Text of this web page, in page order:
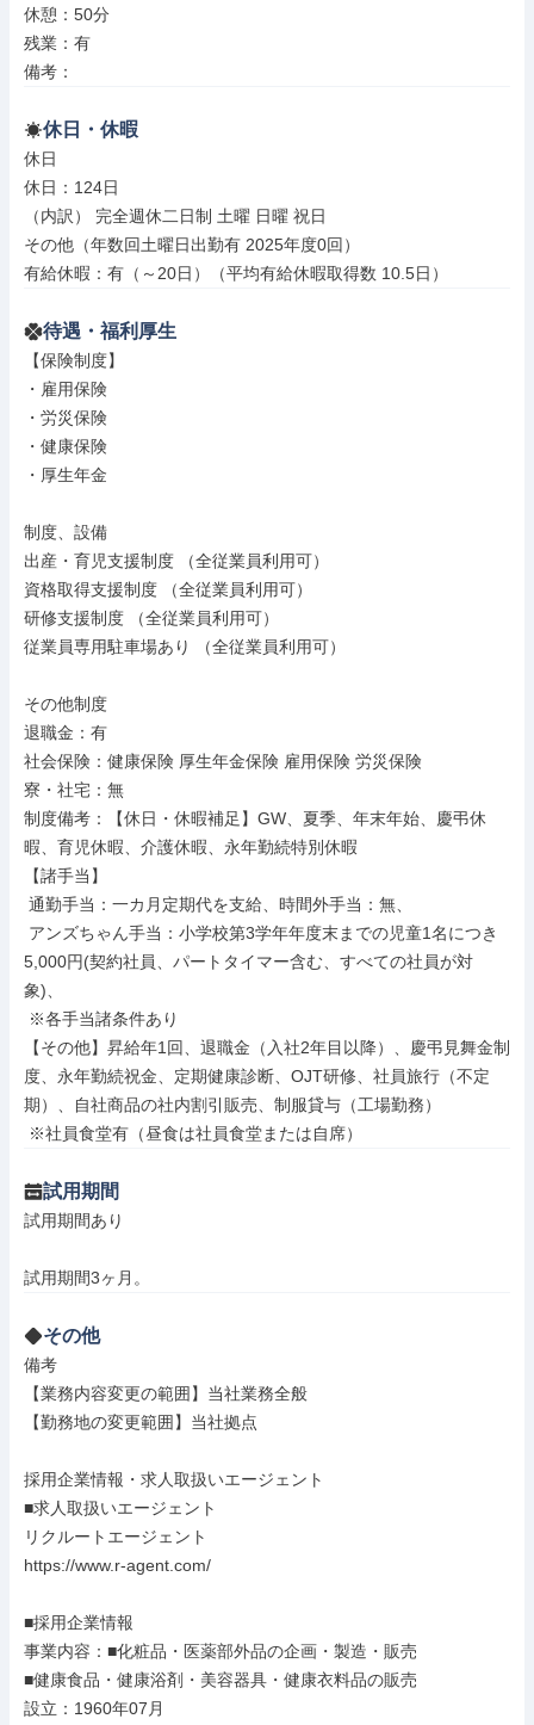
休憩：50分
残業：有
備考：
休日・休暇
休日
休日：124日
（内訳） 完全週休二日制 土曜 日曜 祝日
その他（年数回土曜日出勤有 2025年度0回）
有給休暇：有（～20日）（平均有給休暇取得数 10.5日）
待遇・福利厚生
【保険制度】
・雇用保険
・労災保険
・健康保険
・厚生年金
制度、設備
出産・育児支援制度 （全従業員利用可）
資格取得支援制度 （全従業員利用可）
研修支援制度 （全従業員利用可）
従業員専用駐車場あり （全従業員利用可）
その他制度
退職金：有
社会保険：健康保険 厚生年金保険 雇用保険 労災保険
寮・社宅：無
制度備考：【休日・休暇補足】GW、夏季、年末年始、慶弔休
暇、育児休暇、介護休暇、永年勤続特別休暇
【諸手当】
5,000円(契約社員、パートタイマー含む、すべての社員が対
象)、
【その他】昇給年1回、退職金（入社2年目以降）、慶弔見舞金制
度、永年勤続祝金、定期健康診断、OJT研修、社員旅行（不定
期）、自社商品の社内割引販売、制服貸与（工場勤務）
※社員食堂有（昼食は社員食堂または自席）
試用期間
試用期間あり
試用期間3ヶ月。
その他
備考
【業務内容変更の範囲】当社業務全般
【勤務地の変更範囲】当社拠点
採用企業情報・求人取扱いエージェント
■求人取扱いエージェント
リクルートエージェント
https://www.r-agent.com/
■採用企業情報
事業内容：■化粧品・医薬部外品の企画・製造・販売
■健康食品・健康浴剤・美容器具・健康衣料品の販売
設立：1960年07月